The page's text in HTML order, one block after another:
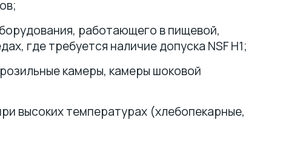
работающего в пищевой,
где требуется наличие допуска NSF H1;
камеры, камеры шоковой
высоких температурах (хлебопекарные,